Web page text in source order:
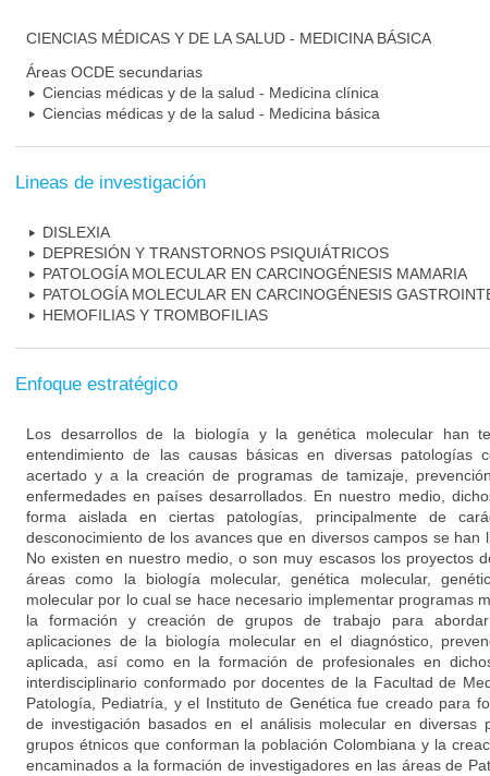
CIENCIAS MÉDICAS Y DE LA SALUD - MEDICINA BÁSICA
Áreas OCDE secundarias
Ciencias médicas y de la salud - Medicina clínica
Ciencias médicas y de la salud - Medicina básica
Lineas de investigación
DISLEXIA
DEPRESIÓN Y TRANSTORNOS PSIQUIÁTRICOS
PATOLOGÍA MOLECULAR EN CARCINOGÉNESIS MAMARIA
PATOLOGÍA MOLECULAR EN CARCINOGÉNESIS
HEMOFILIAS Y TROMBOFILIAS
Enfoque estratégico
Los desarrollos de la biología y la genética molecular han
entendimiento de las causas básicas en diversas patologías
acertado y a la creación de programas de tamizaje,
enfermedades en países desarrollados. En nuestro medio,
forma aislada en ciertas patologías, principalmente de
desconocimiento de los avances que en diversos campos se han
No existen en nuestro medio, o son muy escasos los proyectos
áreas como la biología molecular, genética molecular,
molecular por lo cual se hace necesario implementar programas
la formación y creación de grupos de trabajo para
aplicaciones de la biología molecular en el diagnóstico,
aplicada, así como en la formación de profesionales en
interdisciplinario conformado por docentes de la Facultad de
Patología, Pediatría, y el Instituto de Genética fue creado para
de investigación basados en el análisis molecular en diversas
grupos étnicos que conforman la población Colombiana y la
encaminados a la formación de investigadores en las áreas de